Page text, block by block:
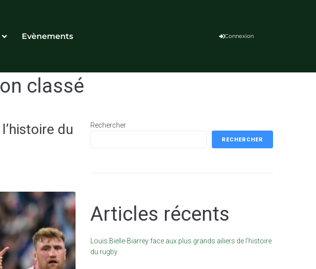
Evènements Connexion
classé
du
Rechercher
RECHERCHER
Articles récents
Louis Bielle-Biarrey face aux plus grands ailiers de l’histoire
du rugby